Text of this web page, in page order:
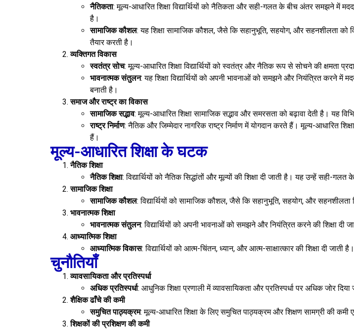
नैतिकता: मूल्य-आधारित शिक्षा विद्यार्थियों को नैतिकता और सही-गलत के बीच अंतर समझने में
है।
सामाजिक कौशल: यह शिक्षा सामाजिक कौशल, जैसे कि सहानुभूति, सहयोग, और सहनशीलता
तैयार करती है।
व्यक्तिगत विकास
स्वतंत्र सोच: मूल्य-आधारित शिक्षा विद्यार्थियों को स्वतंत्र और नैतिक रूप से सोचने की क्षमता
भावनात्मक संतुलन: यह शिक्षा विद्यार्थियों को अपनी भावनाओं को समझने और नियंत्रित करने
बनाती है।
समाज और राष्ट्र का विकास
सामाजिक सद्भाव: मूल्य-आधारित शिक्षा सामाजिक सद्भाव और समरसता को बढ़ावा देती है। यह
राष्ट्र निर्माण: नैतिक और जिम्मेदार नागरिक राष्ट्र निर्माण में योगदान करते हैं। मूल्य-आधारित
हैं।
मूल्य-आधारित शिक्षा के घटक
नैतिक शिक्षा
नैतिक शिक्षा: विद्यार्थियों को नैतिक सिद्धांतों और मूल्यों की शिक्षा दी जाती है। यह उन्हें
सामाजिक शिक्षा
सामाजिक कौशल: विद्यार्थियों को सामाजिक कौशल, जैसे कि सहानुभूति, सहयोग, और
भावनात्मक शिक्षा
भावनात्मक संतुलन: विद्यार्थियों को अपनी भावनाओं को समझने और नियंत्रित करने की शिक्षा
आध्यात्मिक शिक्षा
आध्यात्मिक विकास: विद्यार्थियों को आत्म-चिंतन, ध्यान, और आत्म-साक्षात्कार की शिक्षा दी
चुनौतियाँ
व्यावसायिकता और प्रतिस्पर्धा
अधिक प्रतिस्पर्धा: आधुनिक शिक्षा प्रणाली में व्यावसायिकता और प्रतिस्पर्धा पर अधिक जोर
शैक्षिक ढाँचे की कमी
समुचित पाठ्यक्रम: मूल्य-आधारित शिक्षा के लिए समुचित पाठ्यक्रम और शिक्षण सामग्री की कमी
शिक्षकों की प्रशिक्षण की कमी